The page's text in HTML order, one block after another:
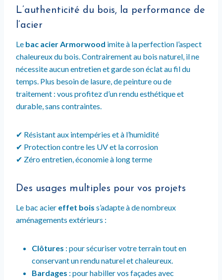
L’authenticité du bois, la performance de
l’acier
Le bac acier Armorwood imite à la perfection l’aspect
chaleureux du bois. Contrairement au bois naturel, il ne
nécessite aucun entretien et garde son éclat au fil du
temps. Plus besoin de lasure, de peinture ou de
traitement : vous profitez d’un rendu esthétique et
durable, sans contraintes.
✔ Résistant aux intempéries et à l’humidité
✔ Protection contre les UV et la corrosion
✔ Zéro entretien, économie à long terme
Des usages multiples pour vos projets
Le bac acier effet bois s’adapte à de nombreux
aménagements extérieurs :
Clôtures : pour sécuriser votre terrain tout en
conservant un rendu naturel et chaleureux.
Bardages : pour habiller vos façades avec